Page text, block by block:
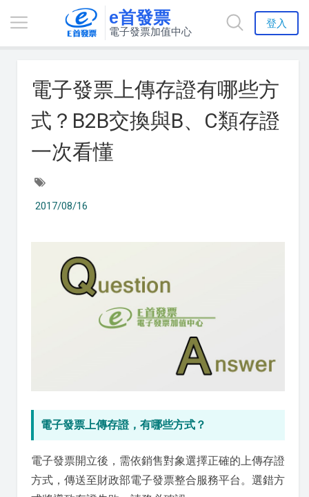
e首發票
電子發票加值中心
登入
電子發票上傳存證有哪些方
式？B2B交換與B、C類存證
一次看懂
2017/08/16
電子發票上傳存證，有哪些方式？
電子發票開立後，需依銷售對象選擇正確的上傳存證
方式，傳送至財政部電子發票整合服務平台。選錯方